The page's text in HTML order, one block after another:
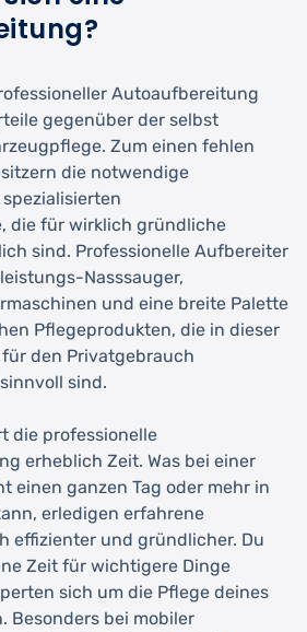
Autoaufbereitung
gegenüber der selbst
Zum einen fehlen
die notwendige
die für wirklich gründliche
sind. Professionelle Aufbereiter
Nasssauger,
und eine breite Palette
Pflegeprodukten, die in dieser
den Privatgebrauch
sind.
die professionelle
erheblich Zeit. Was bei einer
einen ganzen Tag oder mehr in
erledigen erfahrene
effizienter und gründlicher. Du
Zeit für wichtigere Dinge
sich um die Pflege deines
Besonders bei mobiler